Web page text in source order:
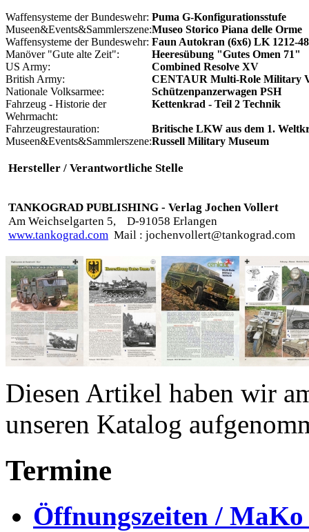
Waffensysteme der Bundeswehr: Puma G-Konfigurationsstufe
Museen&Events&Sammlerszene:Museo Storico Piana delle Orme
Waffensysteme der Bundeswehr: Faun Autokran (6x6) LK 1212-
Manöver "Gute alte Zeit":
Heeresübung "Gutes Omen 71"
US Army:
Combined Resolve XV
British Army:
CENTAUR Multi-Role Military
Nationale Volksarmee:
Schützenpanzerwagen PSH
Fahrzeug - Historie der
Wehrmacht:
Kettenkrad - Teil 2 Technik
Fahrzeug­restauration:
Britische LKW aus dem 1.
Museen&Events&Sammlerszene:Russell Military Museum
Hersteller / Verantwortliche Stelle
TANKOGRAD PUBLISHING - Verlag Jochen Vollert
Am Weichselgarten 5,
D-91058 Erlangen
www.tankograd.com Mail : jochenvollert@tankograd.com
Diesen Artikel haben wir
unseren Katalog
Termine
Öffnungszeiten /